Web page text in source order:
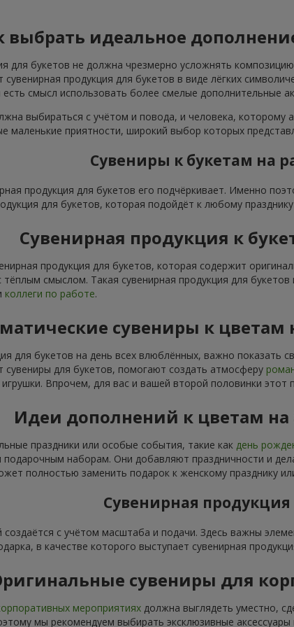
выбрать идеальное
для букетов не должна чрезмерно усложнять
продукция для букетов в виде лёгких
смысл использовать более смелые дополнительные
выбираться с учётом и повода, и человека, которому
маленькие приятности, широкий выбор которых
Сувениры к букетам на
продукция для букетов его подчёркивает. Именно
для букетов, которая подойдёт к любому
Сувенирная продукция к
продукция для букетов, которая содержит
смыслом. Такая сувенирная продукция для
коллеги по работе.
сувениры к цветам
для букетов на день всех влюблённых, важно
сувениры для букетов, помогают создать атмосферу
Впрочем, для вас и вашей второй половинки этот
Идеи дополнений к цветам
праздники или особые события, такие как день
наборам. Они добавляют праздничности и
полностью заменить подарок к женскому празднику
Сувенирная
создаётся с учётом масштаба и подачи. Здесь важны
в качестве которого выступает сувенирная
сувениры для
мероприятиях должна выглядеть уместно,
мы рекомендуем выбирать эксклюзивные